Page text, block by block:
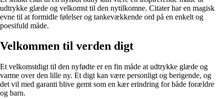
udtrykke glæde og velkomst til den nytilkomne. Citater har en magisk
evne til at formidle følelser og tankevækkende ord på en enkelt og
poesifuld måde.
Velkommen til verden digt
Et velkomstdigt til den nyfødte er en fin måde at udtrykke glæde og
varme over den lille ny. Et digt kan være personligt og berigende, og
det vil med garanti blive gemt som en kær erindring for både forældre
og barn.